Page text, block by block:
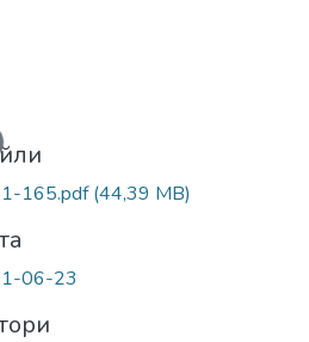
165.pdf(44,39 MB)
06-23